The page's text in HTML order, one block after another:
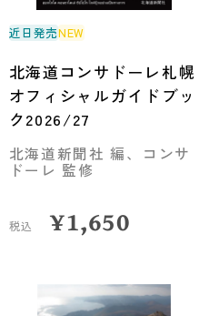
近日発売NEW
北海道コンサドーレ札幌
オフィシャルガイドブッ
ク2026/27
北海道新聞社 編、コンサ
ドーレ 監修
税込 ¥1,650